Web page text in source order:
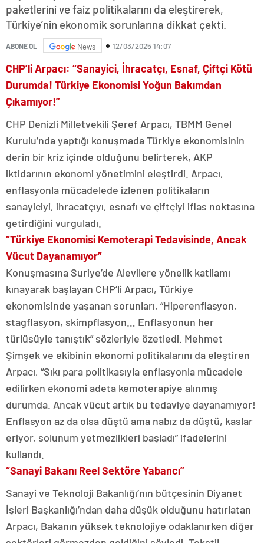
paketlerini ve faiz politikalarını da eleştirerek,
Türkiye’nin ekonomik sorunlarına dikkat çekti.
ABONE OL News 12/03/2025 14:07
CHP’li Arpacı: “Sanayici, İhracatçı, Esnaf, Çiftçi Kötü
Durumda! Türkiye Ekonomisi Yoğun Bakımdan
Çıkamıyor!”
CHP Denizli Milletvekili Şeref Arpacı, TBMM Genel
Kurulu’nda yaptığı konuşmada Türkiye ekonomisinin
derin bir kriz içinde olduğunu belirterek, AKP
iktidarının ekonomi yönetimini eleştirdi. Arpacı,
enflasyonla mücadelede izlenen politikaların
sanayiciyi, ihracatçıyı, esnafı ve çiftçiyi iflas noktasına
getirdiğini vurguladı.
“Türkiye Ekonomisi Kemoterapi Tedavisinde, Ancak
Vücut Dayanamıyor”
Konuşmasına Suriye’de Alevilere yönelik katliamı
kınayarak başlayan CHP’li Arpacı, Türkiye
ekonomisinde yaşanan sorunları, “Hiperenflasyon,
stagflasyon, skimpflasyon… Enflasyonun her
türlüsüyle tanıştık” sözleriyle özetledi. Mehmet
Şimşek ve ekibinin ekonomi politikalarını da eleştiren
Arpacı, “Sıkı para politikasıyla enflasyonla mücadele
edilirken ekonomi adeta kemoterapiye alınmış
durumda. Ancak vücut artık bu tedaviye dayanamıyor!
Enflasyon az da olsa düştü ama nabız da düştü, kaslar
eriyor, solunum yetmezlikleri başladı” ifadelerini
kullandı.
“Sanayi Bakanı Reel Sektöre Yabancı”
Sanayi ve Teknoloji Bakanlığı’nın bütçesinin Diyanet
İşleri Başkanlığı’ndan daha düşük olduğunu hatırlatan
Arpacı, Bakanın yüksek teknolojiye odaklanırken diğer